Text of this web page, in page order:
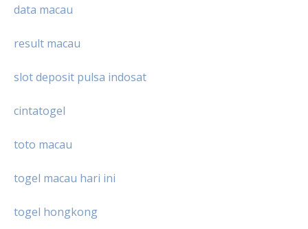
data macau
result macau
slot deposit pulsa indosat
cintatogel
toto macau
togel macau hari ini
togel hongkong